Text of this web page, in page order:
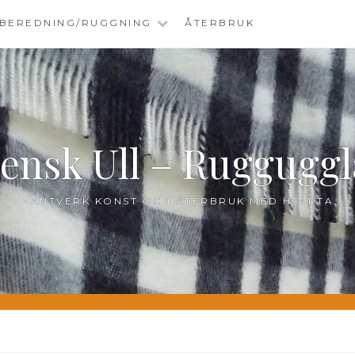
BEREDNING/RUGGNING ÅTERBRUK
Ull –
HANTVERK KONST OCH ÅTERBRUK MED HJÄRTA